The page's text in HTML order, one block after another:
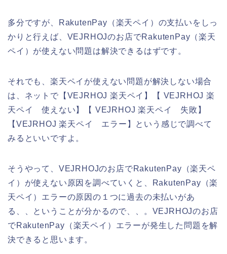
多分ですが、RakutenPay（楽天ペイ）の支払いをしっ
かりと行えば、VEJRHOJのお店でRakutenPay（楽天
ペイ）が使えない問題は解決できるはずです。
それでも、楽天ペイが使えない問題が解決しない場合
は、ネットで【VEJRHOJ 楽天ペイ】【 VEJRHOJ 楽
天ペイ 使えない】【 VEJRHOJ 楽天ペイ 失敗】
【VEJRHOJ 楽天ペイ エラー】という感じで調べて
みるといいですよ。
そうやって、VEJRHOJのお店でRakutenPay（楽天ペ
イ）が使えない原因を調べていくと、RakutenPay（楽
天ペイ）エラーの原因の１つに過去の未払いがあ
る、、ということが分かるので、、。VEJRHOJのお店
でRakutenPay（楽天ペイ）エラーが発生した問題を解
決できると思います。